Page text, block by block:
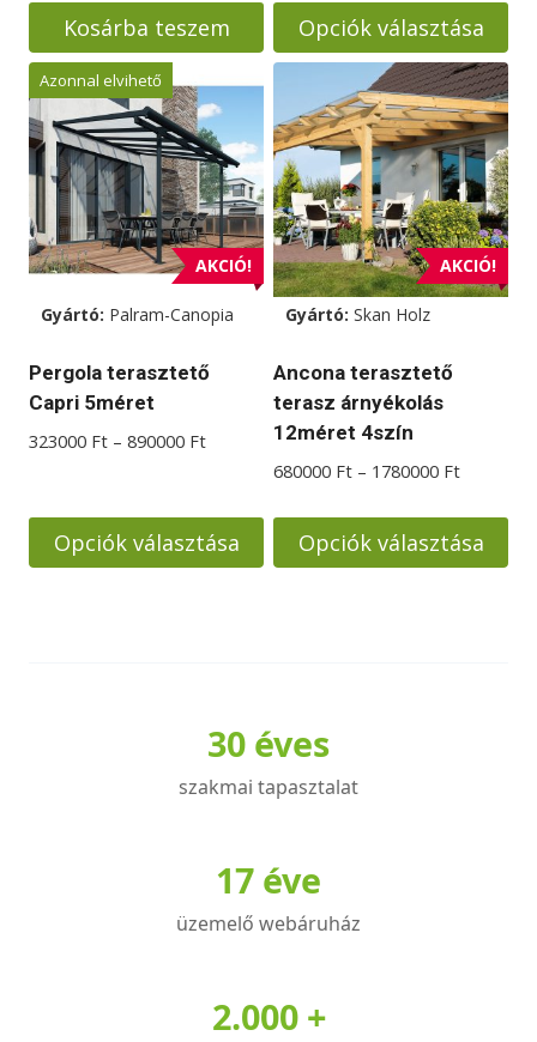
was:
1785000 Ft.
is:
1680000 Ft.
Kosárba teszem Opciók választása
Ennek
terméknek
több
variációja
van.
A
változatok
termékoldalon
választhatók
ki
AKCIÓ!
Azonnal elvihető
Gyártó: Palram-Canopia
Pergola terasztető
Capri 5méret
323000 Ft – 890000 FtÁrtartomány:
323000 Ft
890000 Ft
Opciók választása
AKCIÓ!
Gyártó: Skan Holz
Ancona terasztető
terasz árnyékolás
12méret 4szín
680000 Ft – 1780000 Ft
-
1780000
Opciók választása
van.
A
termékoldalon
ki
30 éves
szakmai tapasztalat
17 éve
üzemelő webáruház
2.000 +